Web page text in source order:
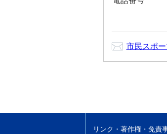
市民スポ
リンク・著作権・免責